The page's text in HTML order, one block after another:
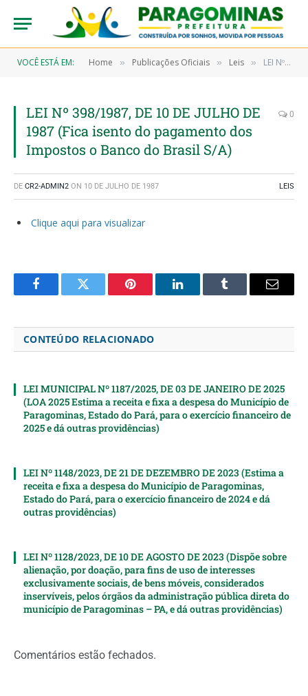
VOCÊ ESTÁ EM: Home » Publicações Oficiais » Leis » LEI Nº 398/1987, DE 10 DE JULHO DE 1987 (Fica isento do pagamento dos Impostos o Banco do Brasil S/A)
LEI Nº 398/1987, DE 10 DE JULHO DE
1987 (Fica isento do pagamento dos
Impostos o Banco do Brasil S/A)
0
DE CR2-ADMIN2 ON 10 DE JULHO DE 1987 LEIS
Clique aqui para visualizar
FacebookTwitter Pinterest LinkedInTumblr Email
CONTEÚDO RELACIONADO
LEI MUNICIPAL Nº 1187/2025, DE 03 DE JANEIRO DE 2025
(LOA 2025 Estima a receita e fixa a despesa do Município de
Paragominas, Estado do Pará, para o exercício financeiro de
2025 e dá outras providências)
LEI Nº 1148/2023, DE 21 DE DEZEMBRO DE 2023 (Estima a
receita e fixa a despesa do Município de Paragominas,
Estado do Pará, para o exercício financeiro de 2024 e dá
outras providências)
LEI Nº 1128/2023, DE 10 DE AGOSTO DE 2023 (Dispõe sobre
alienação, por doação, para fins de uso de interesses
exclusivamente sociais, de bens móveis, considerados
inservíveis, pelos órgãos da administração pública direta do
município de Paragominas – PA, e dá outras providências)
Comentários estão fechados.